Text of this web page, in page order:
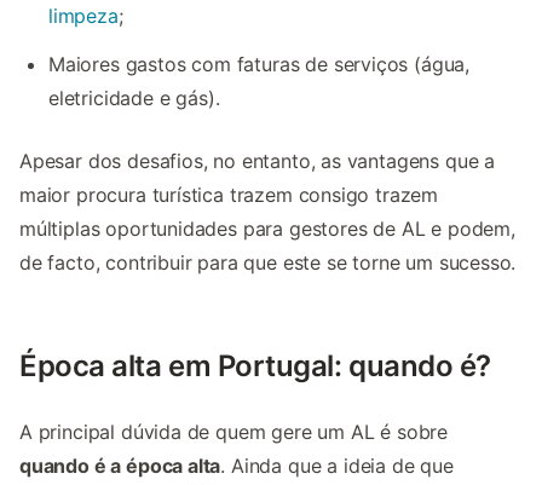
limpeza;
Maiores gastos com faturas de serviços (água,
eletricidade e gás).
Apesar dos desafios, no entanto, as vantagens que a
maior procura turística trazem consigo trazem
múltiplas oportunidades para gestores de AL e podem,
de facto, contribuir para que este se torne um sucesso.
Época alta em Portugal: quando é?
A principal dúvida de quem gere um AL é sobre
quando é a época alta. Ainda que a ideia de que